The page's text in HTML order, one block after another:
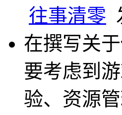
往事清零
在撰写关
要考虑到
验、资源